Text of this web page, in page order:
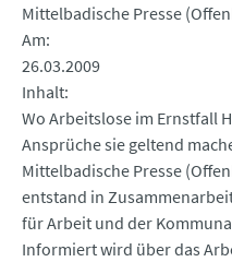
Mittelbadische Presse
Am
26.03.2009
Inhalt
Wo Arbeitslose im Ernstfall
Ansprüche sie geltend
Mittelbadische Presse
entstand in
für Arbeit und der
Informiert wird über das